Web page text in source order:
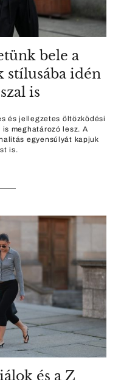
bele a
stílusába idén
is
és jellegzetes öltözködési
meghatározó lesz. A
egyensúlyát kapjuk
is.
és a Z